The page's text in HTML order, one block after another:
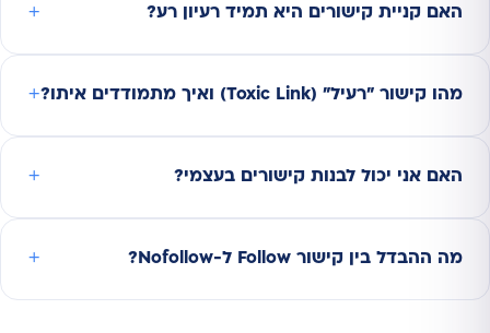
האם קניית קישורים היא תמיד רעיון רע?
מהו קישור "רעיל" (Toxic Link) ואיך מתמודדים איתו?
האם אני יכול לבנות קישורים בעצמי?
מה ההבדל בין קישור Follow ל-Nofollow?